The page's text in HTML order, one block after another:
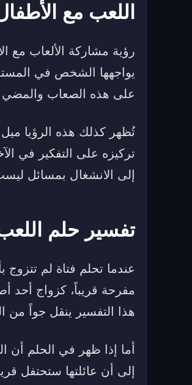
اللعب مع
رؤية مشاركة الألعاب مع
يواجهها الشخص في
على هذه الصعاب والمضي
تُظهر كذلك هذه الرؤيا
تركيزه على التفكير في
إلى الانشغال بمسائل
تفسير حلم
عندما تحلم فتاة لم تتزوج
مفرحة قريباً، كزواج أحد
هذا التفسير ينقل جواً من
أما إذا ظهر في الحلم
إلى أن عائلتها ستحتفل